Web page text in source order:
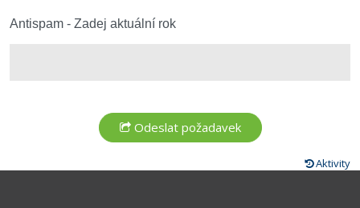
Antispam - Zadej aktuální rok
Aktivity